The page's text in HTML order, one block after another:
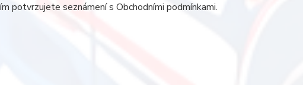
potvrzujete seznámení s Obchodními podmínkami.